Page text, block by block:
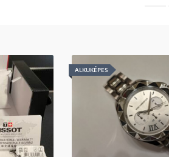
ALKUKÉPES